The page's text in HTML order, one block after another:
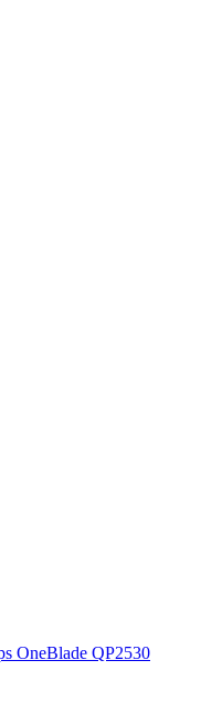
OneBlade QP2530